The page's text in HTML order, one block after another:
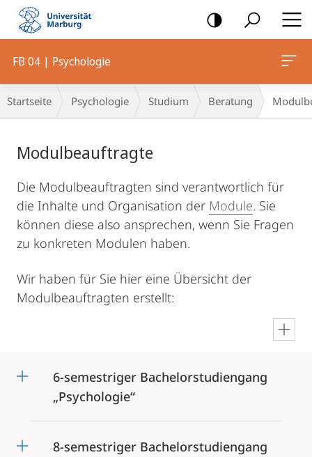
Mobile-
Navigation
FB 04 | Psychologie
Breadcrumb-
Navigation
Startseite Psychologie Studium Beratung
Modulbeauftragte
Die Modulbeauftragten sind verantwortlich für
die Inhalte und Organisation der Module. Sie
können diese also ansprechen, wenn Sie Fragen
zu konkreten Modulen haben.
Wir haben für Sie hier eine Übersicht der
Modulbeauftragten erstellt:
6-semestriger Bachelorstudiengang
„Psychologie“
8-semestriger Bachelorstudiengang